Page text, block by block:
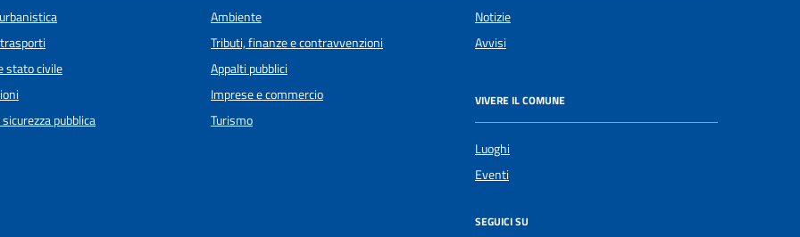
stato civile
pubblica
Ambiente
Tributi, finanze e contravvenzioni
Appalti pubblici
Imprese e commercio
Turismo
Notizie
Avvisi
VIVERE IL COMUNE
Luoghi
Eventi
SEGUICI SU